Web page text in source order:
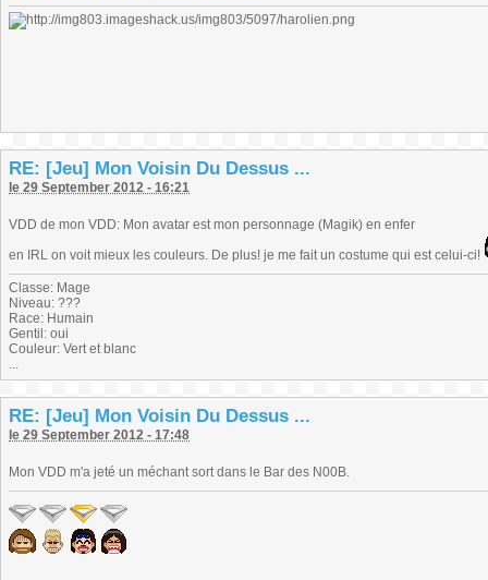
RE: [Jeu] Mon Voisin Du Dessus ...
le 29 September 2012 - 16:21
VDD de mon VDD: Mon avatar est mon personnage (Magik) en enfer
en IRL on voit mieux les couleurs. De plus! je me fait un costume qui est celui-ci!
Classe: Mage
Niveau: ???
Race: Humain
Gentil: oui
Couleur: Vert et blanc
...
RE: [Jeu] Mon Voisin Du Dessus ...
le 29 September 2012 - 17:48
Mon VDD m'a jeté un méchant sort dans le Bar des N00B.